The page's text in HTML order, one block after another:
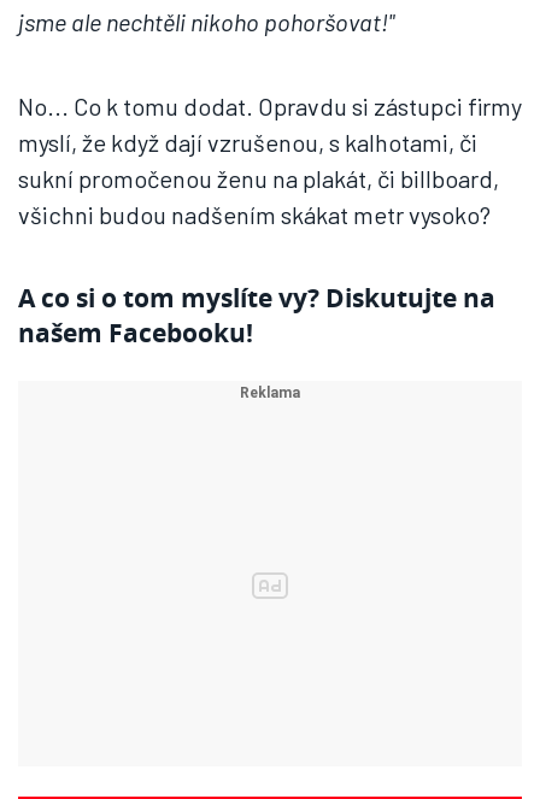
jsme ale nechtěli nikoho pohoršovat!"
No... Co k tomu dodat. Opravdu si zástupci firmy
myslí, že když dají vzrušenou, s kalhotami, či
sukní promočenou ženu na plakát, či billboard,
všichni budou nadšením skákat metr vysoko?
A co si o tom myslíte vy? Diskutujte na
našem Facebooku!